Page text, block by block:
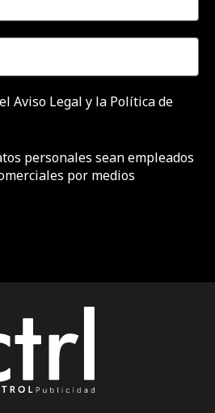
Aviso Legal y la Política de
personales sean empleados
por medios